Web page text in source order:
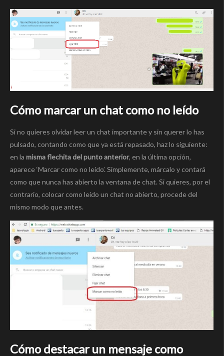
Cómo marcar un chat como no leído
Si no quieres olvidar leer un chat importante y sin querer lo has
pulsado, contando como que ya está repasado, haz lo siguiente:
en la misma flechita del punto anterior, en la última opción,
aparece ‘Marcar como no leído’. Simplemente, márcalo y contará
como que nunca has abierto la ventana de chat. Si quieres, por el
contrario, colocar como leído un chat no abierto, procede del
mismo modo que antes.
Cómo destacar un mensaje como